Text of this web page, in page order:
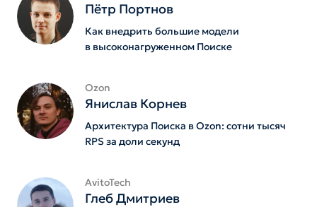
Пётр Портнов
Как внедрить большие модели
в высоконагруженном Поиске
Ozon
Янислав Корнев
Архитектура Поиска в Ozon: сотни тысяч
RPS за доли секунд
AvitoTech
Глеб Дмитриев